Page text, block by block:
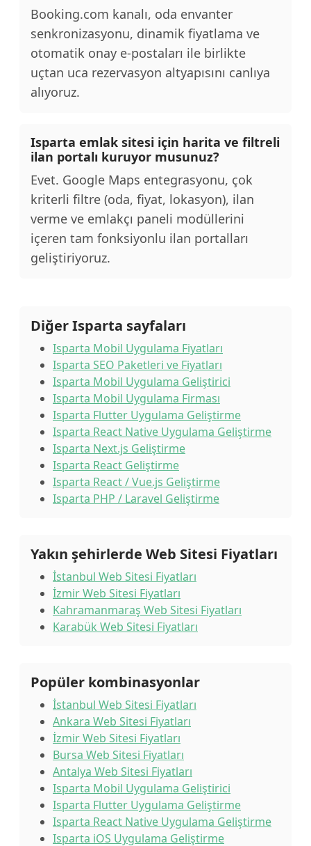
Booking.com kanalı, oda envanter
senkronizasyonu, dinamik fiyatlama ve
otomatik onay e-postaları ile birlikte
uçtan uca rezervasyon altyapısını canlıya
alıyoruz.
Isparta emlak sitesi için harita ve filtreli
ilan portalı kuruyor musunuz?
Evet. Google Maps entegrasyonu, çok
kriterli filtre (oda, fiyat, lokasyon), ilan
verme ve emlakçı paneli modüllerini
içeren tam fonksiyonlu ilan portalları
geliştiriyoruz.
Diğer Isparta sayfaları
Isparta Mobil Uygulama Fiyatları
Isparta SEO Paketleri ve Fiyatları
Isparta Mobil Uygulama Geliştirici
Isparta Mobil Uygulama Firması
Isparta Flutter Uygulama Geliştirme
Isparta React Native Uygulama Geliştirme
Isparta Next.js Geliştirme
Isparta React Geliştirme
Isparta React / Vue.js Geliştirme
Isparta PHP / Laravel Geliştirme
Yakın şehirlerde Web Sitesi Fiyatları
İstanbul Web Sitesi Fiyatları
İzmir Web Sitesi Fiyatları
Kahramanmaraş Web Sitesi Fiyatları
Karabük Web Sitesi Fiyatları
Popüler kombinasyonlar
İstanbul Web Sitesi Fiyatları
Ankara Web Sitesi Fiyatları
İzmir Web Sitesi Fiyatları
Bursa Web Sitesi Fiyatları
Antalya Web Sitesi Fiyatları
Isparta Mobil Uygulama Geliştirici
Isparta Flutter Uygulama Geliştirme
Isparta React Native Uygulama Geliştirme
Isparta iOS Uygulama Geliştirme